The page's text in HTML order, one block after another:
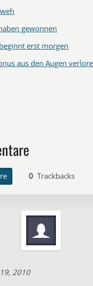
gewonnen
erst morgen
aus den Augen
0 Trackbacks
2010